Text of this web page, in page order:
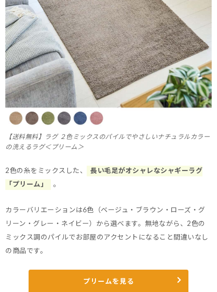
【送料無料】ラグ ２色ミックスのパイルでやさしいナチュラルカラー
の洗えるラグ＜プリーム＞
2色の糸をミックスした、
長い毛足がオシャレなシャギーラグ
「プリーム」
。
カラーバリエーションは6色（ベージュ・ブラウン・ローズ・グ
リーン・グレー・ネイビー）から選べます。 無地ながら、2色の
ミックス調のパイルでお部屋のアクセントになること間違いなし
の商品です。
プリームを見る